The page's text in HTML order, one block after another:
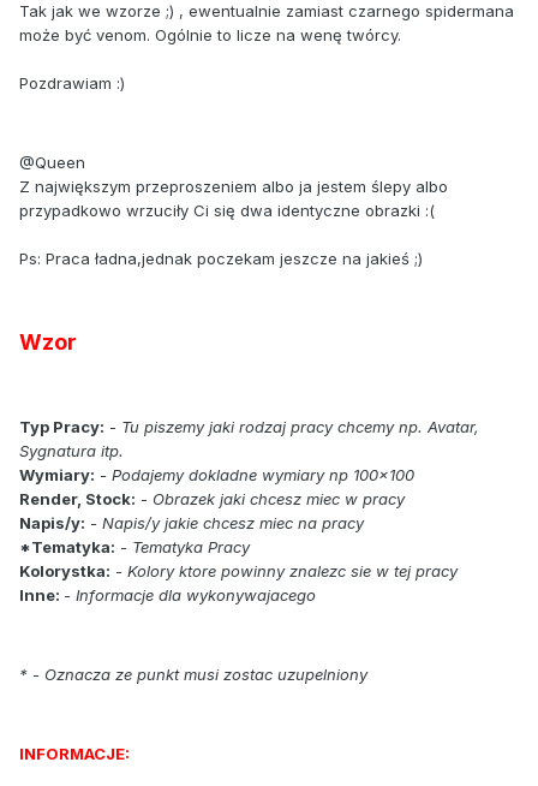
Tak jak we wzorze ;) , ewentualnie zamiast czarnego spidermana
może być venom. Ogólnie to licze na wenę twórcy.
Pozdrawiam :)
@Queen
Z największym przeproszeniem albo ja jestem ślepy albo
przypadkowo wrzuciły Ci się dwa identyczne obrazki :(
Ps: Praca ładna,jednak poczekam jeszcze na jakieś ;)
Wzor
Typ Pracy: - Tu piszemy jaki rodzaj pracy chcemy np. Avatar,
Sygnatura itp.
Wymiary: - Podajemy dokladne wymiary np 100x100
Render, Stock: - Obrazek jaki chcesz miec w pracy
Napis/y: - Napis/y jakie chcesz miec na pracy
*Tematyka: - Tematyka Pracy
Kolorystka: - Kolory ktore powinny znalezc sie w tej pracy
Inne: - Informacje dla wykonywajacego
* - Oznacza ze punkt musi zostac uzupelniony
INFORMACJE: